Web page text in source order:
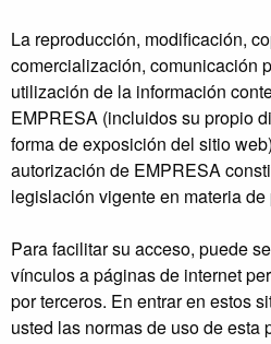
La reproducción, modificación,
comercialización, comunicación
utilización de la información
EMPRESA (incluidos su propio
forma de exposición del sitio
autorización de EMPRESA
legislación vigente en materia
Para facilitar su acceso, puede
vínculos a páginas de internet
por terceros. En entrar en estos
usted las normas de uso de esta